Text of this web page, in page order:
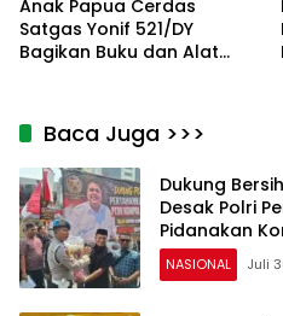
Anak Papua Cerdas
Satgas Yonif 521/DY
Bagikan Buku dan Alat
Baca Juga >>>
Dukung
Desak Polri
Pidanakan
NASIONAL Juli